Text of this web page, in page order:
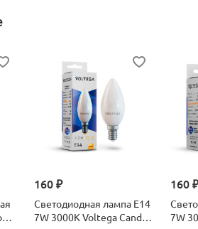
160 ₽
Светодиодная лампа E14
7W 3000K Voltega Candle
160
7W